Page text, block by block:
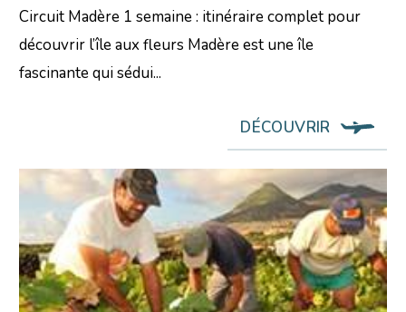
Circuit Madère 1 semaine : itinéraire complet pour
découvrir l’île aux fleurs Madère est une île
fascinante qui sédui...
DÉCOUVRIR